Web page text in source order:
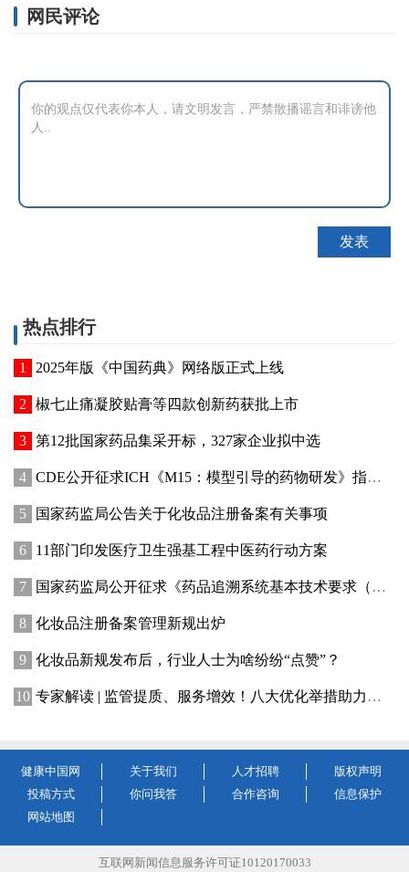
网民评论
热点排行
2025年版《中国药典》网络版正式上线
椒七止痛凝胶贴膏等四款创新药获批上市
第12批国家药品集采开标，327家企业拟中选
CDE公开征求ICH《M15：模型引导的药物研发》指导原则实施建议和中文翻译稿意见
国家药监局公告关于化妆品注册备案有关事项
11部门印发医疗卫生强基工程中医药行动方案
国家药监局公开征求《药品追溯系统基本技术要求（修订征求意见稿）》意见
化妆品注册备案管理新规出炉
化妆品新规发布后，行业人士为啥纷纷“点赞”？
专家解读 | 监管提质、服务增效！八大优化举措助力提升化妆品行业创新活力
健康中国网 关于我们 人才招聘
版权声明
投稿方式
你问我答 合作咨询
信息保护
网站地图
互联网新闻信息服务许可证10120170033